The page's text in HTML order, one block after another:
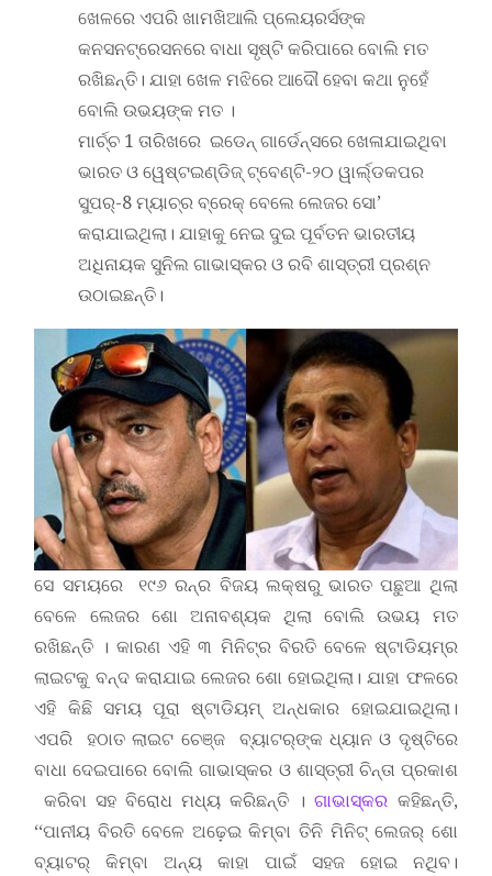
ଖେଳରେ ଏପରି ଖାମଖିଆଲି ପ୍ଲେୟରର୍ସଙ୍କ
କନସନଟ୍ରେସନରେ ବାଧା ସୃଷ୍ଟି କରିପାରେ ବୋଲି ମତ
ରଖିଛନ୍ତି। ଯାହା ଖେଳ ମଝିରେ ଆଦୌ ହେବା କଥା ନୁହେଁ
ବୋଲି ଉଭୟଙ୍କ ମତ ।
ମାର୍ଚ୍ଚ 1 ତାରିଖରେ ଇଡେନ୍ ଗାର୍ଡେନ୍ସରେ ଖେଳାଯାଇଥିବା
ଭାରତ ଓ ୱେଷ୍ଟଇଣ୍ଡିଜ୍ ଟ୍ବେଣ୍ଟି-୨୦ ୱାର୍ଲ୍ଡକପର
ସୁପର୍‌-8 ମ୍ୟାଚ୍‌ର ବ୍ରେକ୍ ‌ବେଲେ ଲେଜର ସୋ’
କରାଯାଇଥିଲା। ଯାହାକୁ ନେଇ ଦୁଇ ପୂର୍ବତନ ଭାରତୀୟ
ଅଧିନାୟକ ସୁନିଲ ଗାଭାସ୍କର ଓ ରବି ଶାସ୍ତ୍ରୀ ପ୍ରଶ୍ନ
ଉଠାଇଛନ୍ତି।
ସେ ସମୟରେ ୧୯୬ ରନ୍‌ର ବିଜୟ ଲକ୍ଷରୁ ଭାରତ ପଛୁଆ ଥିଲା
ବେଳେ ଲେଜର ଶୋ ଅନାବଶ୍ୟକ ଥିଲା ବୋଲି ଉଭୟ ମତ
ରଖିଛନ୍ତି । କାରଣ ଏହି ୩ ମିନିଟ୍‌ର ବିରତି ବେଳେ ଷ୍ଟାଡିୟମ୍‌ର
ଲାଇଟକୁ ବନ୍ଦ କରାଯାଇ ଲେଜର ଶୋ ହୋଇଥିଲା। ଯାହା ଫଳରେ
ଏହି କିଛି ସମୟ ପୂରା ଷ୍ଟାଡିୟମ୍‌ ଅନ୍ଧକାର ହୋଇଯାଇଥିଲା।
ଏପରି ହଠାତ ଲାଇଟ ଚେଞ୍ଜ ବ୍ୟାଟର୍‌ଙ୍କ ଧ୍ୟାନ ଓ ଦୃଷ୍ଟିରେ
ବାଧା ଦେଇପାରେ ବୋଲି ଗାଭାସ୍କର ଓ ଶାସ୍ତ୍ରୀ ଚିନ୍ତା ପ୍ରକାଶ
କରିବା ସହ ବିରୋଧ ମଧ୍ୟ କରିଛନ୍ତି ।ଗାଭାସ୍କର କହିଛନ୍ତି,
‘‘ପାନୀୟ ବିରତି ବେଳେ ଅଢ଼େଇ କିମ୍ବା ତିନି ମିନିଟ୍‌ ଲେଜର୍‌ ଶୋ
ବ୍ୟାଟର୍‌ କିମ୍ବା ଅନ୍ୟ କାହା ପାଇଁ ସହଜ ହୋଇ ନଥିବ।